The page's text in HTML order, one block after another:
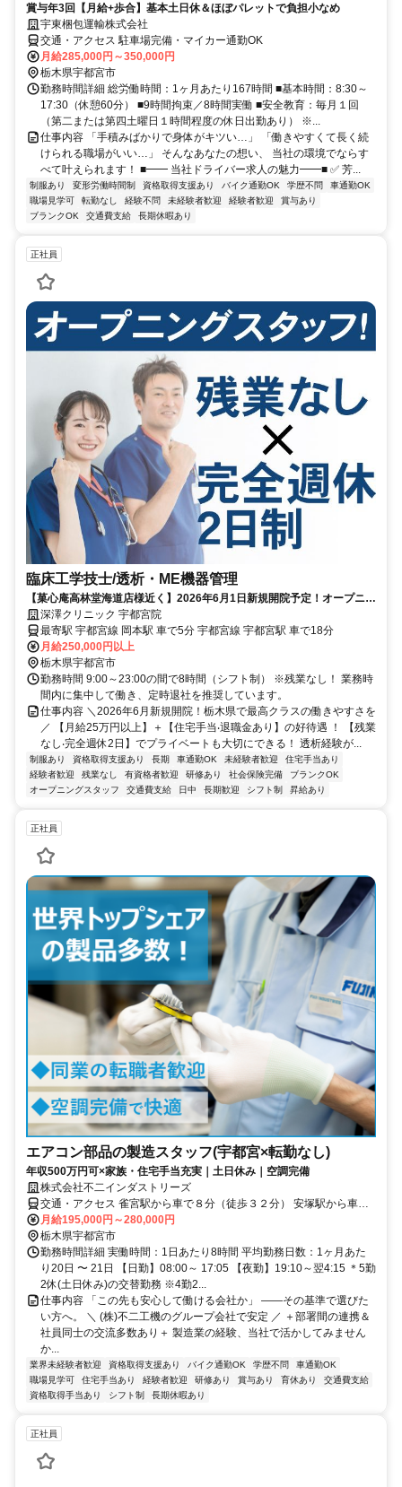
賞与年3回【月給+歩合】基本土日休＆ほぼパレットで負担小なめ
宇東梱包運輸株式会社
交通・アクセス 駐車場完備・マイカー通勤OK
月給285,000円～350,000円
栃木県宇都宮市
勤務時間詳細 総労働時間：1ヶ月あたり167時間 ■基本時間：8:30～
17:30（休憩60分） ■9時間拘束／8時間実働 ■安全教育：毎月１回
（第二または第四土曜日１時間程度の休日出勤あり） ※...
仕事内容 「手積みばかりで身体がキツい…」 「働きやすくて長く続
けられる職場がいい…」 そんなあなたの想い、 当社の環境でならす
べて叶えられます！ ■━━ 当社ドライバー求人の魅力━━■ ✅ 芳...
制服あり 変形労働時間制 資格取得支援あり バイク通勤OK 学歴不問
車通勤OK
職場見学可
転勤なし 経験不問 未経験者歓迎 経験者歓迎
賞与あり
ブランクOK
交通費支給 長期休暇あり
正社員
臨床工学技士/透析・ME機器管理
【菓心庵高林堂海道店様近く】2026年6月1日新規開院予定！オープニン
グスタッフとして働きませんか！
深澤クリニック 宇都宮院
最寄駅 宇都宮線 岡本駅 車で5分 宇都宮線 宇都宮駅 車で18分
月給250,000円以上
栃木県宇都宮市
勤務時間 9:00～23:00の間で8時間（シフト制） ※残業なし！ 業務時
間内に集中して働き、定時退社を推奨しています。
仕事内容 ＼2026年6⽉新規開院！栃⽊県で最⾼クラスの働きやすさを
／ 【⽉給25万円以上】＋【住宅⼿当‧退職⾦あり】の好待遇 ！ 【残業
なし‧完全週休2⽇】でプライベートも⼤切にできる！ 透析経験が...
制服あり 資格取得支援あり 長期 車通勤OK 未経験者歓迎
住宅手当あり
経験者歓迎
残業なし 有資格者歓迎 研修あり 社会保険完備
ブランクOK
オープニングスタッフ
交通費支給 日中 長期歓迎 シフト制 昇給あり
正社員
エアコン部品の製造スタッフ(宇都宮×転勤なし)
年収500万円可×家族・住宅手当充実｜土日休み｜空調完備
株式会社不二インダストリーズ
交通・アクセス 雀宮駅から車で８分（徒歩３２分） 安塚駅から車で
５分（徒歩２９分）
月給195,000円～280,000円
栃木県宇都宮市
勤務時間詳細 実働時間：1日あたり8時間 平均勤務日数：1ヶ月あた
り20日 〜 21日 【日勤】08:00～ 17:05 【夜勤】19:10～翌4:15 ＊5勤
2休(土日休み)の交替勤務 ※4勤2...
仕事内容 「この先も安心して働ける会社か」 ――その基準で選びた
い方へ。 ＼ (株)不二工機のグループ会社で安定 ／ ＋部署間の連携＆
社員同士の交流多数あり＋ 製造業の経験、当社で活かしてみません
か...
業界未経験者歓迎 資格取得支援あり バイク通勤OK 学歴不問
車通勤OK
職場見学可
住宅手当あり 経験者歓迎 研修あり 賞与あり 育休あり
交通費支給
資格取得手当あり
シフト制 長期休暇あり
正社員